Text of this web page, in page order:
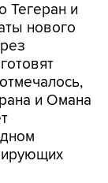
Тегеран и
нового
и Омана